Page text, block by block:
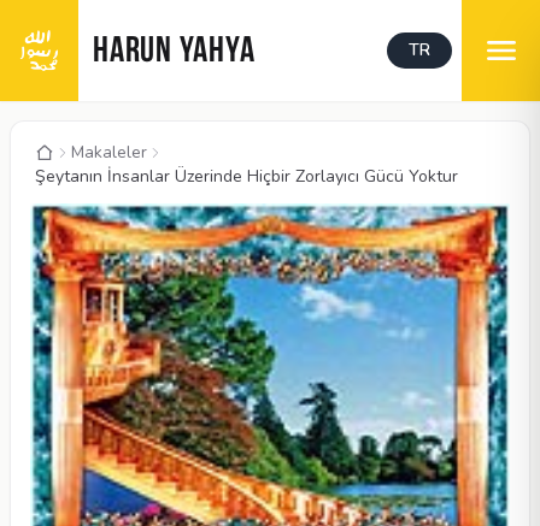
HARUN YAHYA TR
Makaleler
Şeytanın İnsanlar Üzerinde Hiçbir Zorlayıcı Gücü Yoktur